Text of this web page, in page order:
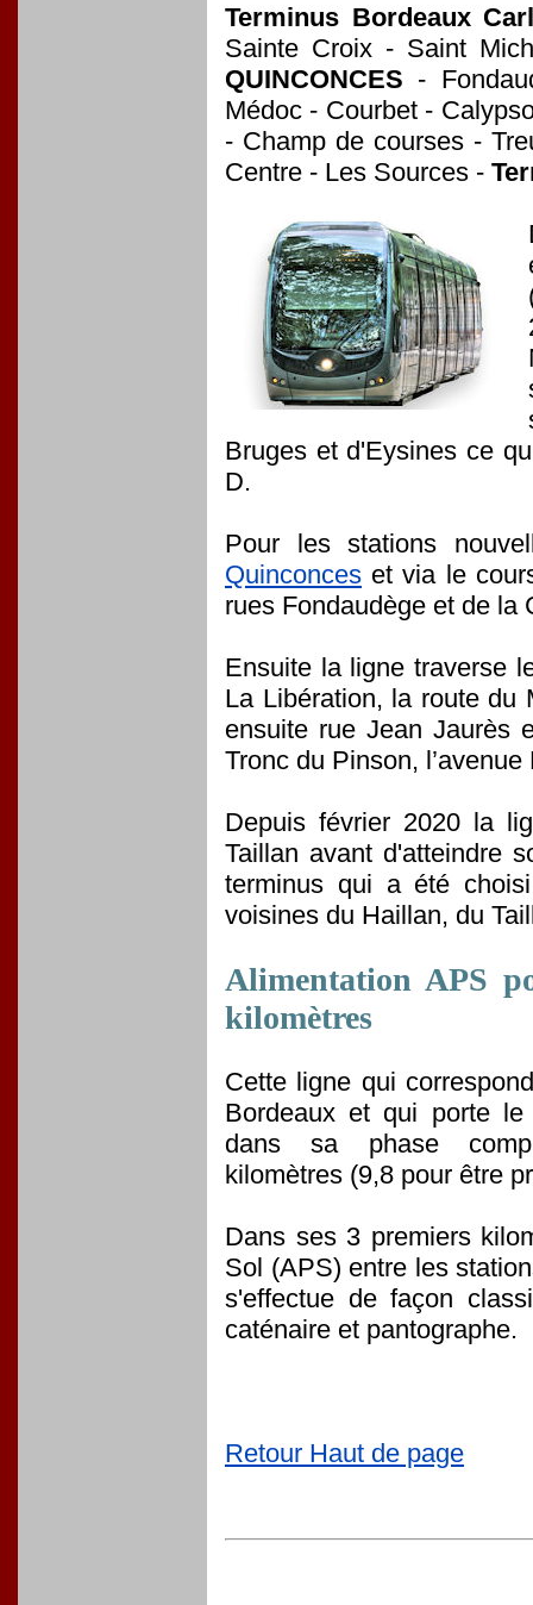
Terminus Bordeaux
Sainte Croix - Saint
QUINCONCES -
Médoc - Courbet -
- Champ de courses -
Centre - Les Sources -
Bruges et d'Eysines ce
D.
Pour les stations
Quinconces et via le
rues Fondaudège et de la
Ensuite la ligne traverse
La Libération, la route du
ensuite rue Jean Jaurès
Tronc du Pinson,
Depuis février 2020 la
Taillan avant d'atteindre
terminus qui a été
voisines du Haillan, du
Alimentation APS
kilomètres
Cette ligne qui
Bordeaux et qui porte
dans sa phase
kilomètres (9,8 pour être
Dans ses 3 premiers
Sol (APS) entre les
s'effectue de façon
caténaire et pantographe.
Retour Haut de page